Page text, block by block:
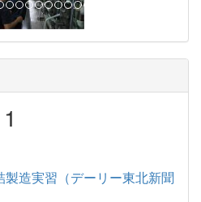
造実習（デーリー東北新聞